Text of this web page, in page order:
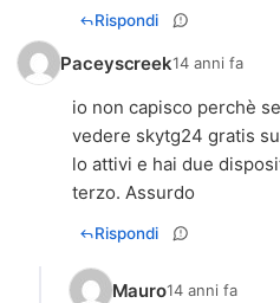
Rispondi
Paceyscreek14 anni fa
io non capisco perchè
vedere skytg24 gratis
lo attivi e hai due
terzo. Assurdo
Rispondi
Mauro14 anni fa